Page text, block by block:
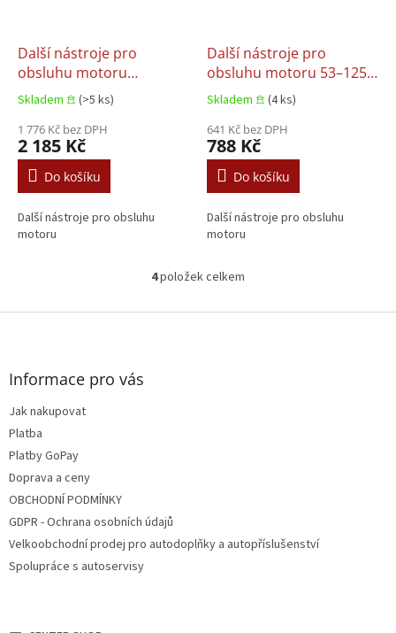
Další nástroje pro
obsluhu motoru
KOLBENSCHMIDT
120000317001
Skladem 𖠿 (>5 ks)
1 776 Kč bez DPH
2 185 Kč
Do košíku
Další nástroje pro obsluhu
motoru
Další nástroje pro
obsluhu motoru 53–125
mm 125 mm
KOLBENSCHMIDT
120000416353
Skladem 𖠿 (4 ks)
641 Kč bez DPH
788 Kč
Do košíku
Další nástroje pro obsluhu
motoru
O
l
p
i
4položek celkem
Z
Informace pro vás
Jak nakupovat
Platba
Platby GoPay
Doprava a ceny
OBCHODNÍ PODMÍNKY
GDPR - Ochrana osobních údajů
Velkoobchodní prodej pro autodoplňky a autopříslušenství
Spolupráce s autoservisy